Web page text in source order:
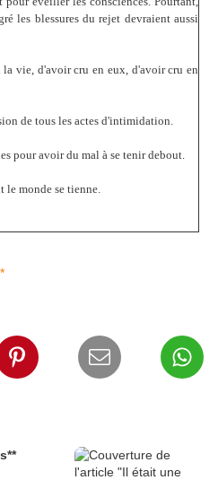
les blessures du rejet devraient aussi
vie, d'avoir cru en eux, d'avoir cru en
de tous les actes d'intimidation.
pour avoir du mal à se tenir debout.
le monde se tienne.